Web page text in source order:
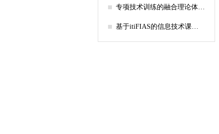
径探析
专项技术训练的融合理论体系
基于itiFIAS的信息技术课堂